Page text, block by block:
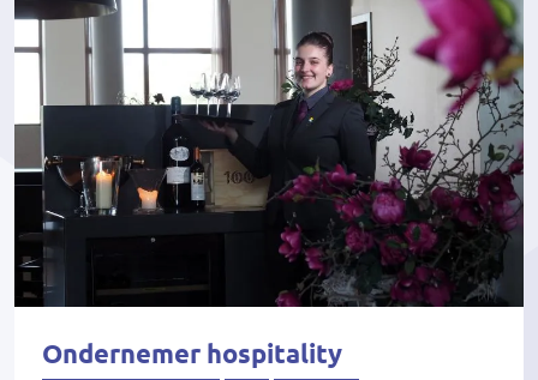
Ondernemer hospitality